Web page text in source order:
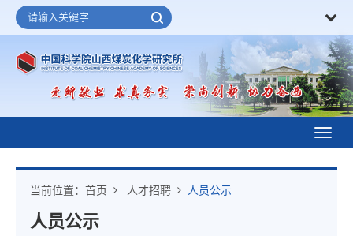
当前位置： 首页 人才招聘 人员公示
人员公示